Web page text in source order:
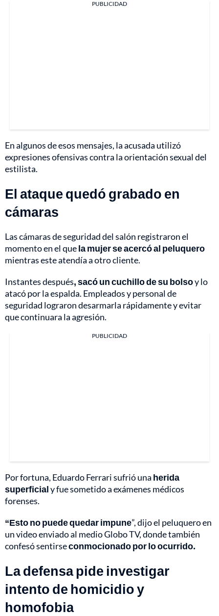
PUBLICIDAD
En algunos de esos mensajes, la acusada utilizó
expresiones ofensivas contra la orientación sexual del
estilista.
El ataque quedó grabado en
cámaras
Las cámaras de seguridad del salón registraron el
momento en el quela mujer se acercó al peluquero
mientras este atendía a otro cliente.
Instantes después, sacó un cuchillo de su bolsoy lo
atacó por la espalda. Empleados y personal de
seguridad lograron desarmarla rápidamente y evitar
que continuara la agresión.
PUBLICIDAD
Por fortuna, Eduardo Ferrari sufrió una herida
superficialy fue sometido a exámenes médicos
forenses.
“Esto no puede quedar impune”, dijo el peluquero en
un video enviado al medio Globo TV, donde también
confesó sentirseconmocionado por lo ocurrido.
La defensa pide investigar
intento de homicidio y
homofobia